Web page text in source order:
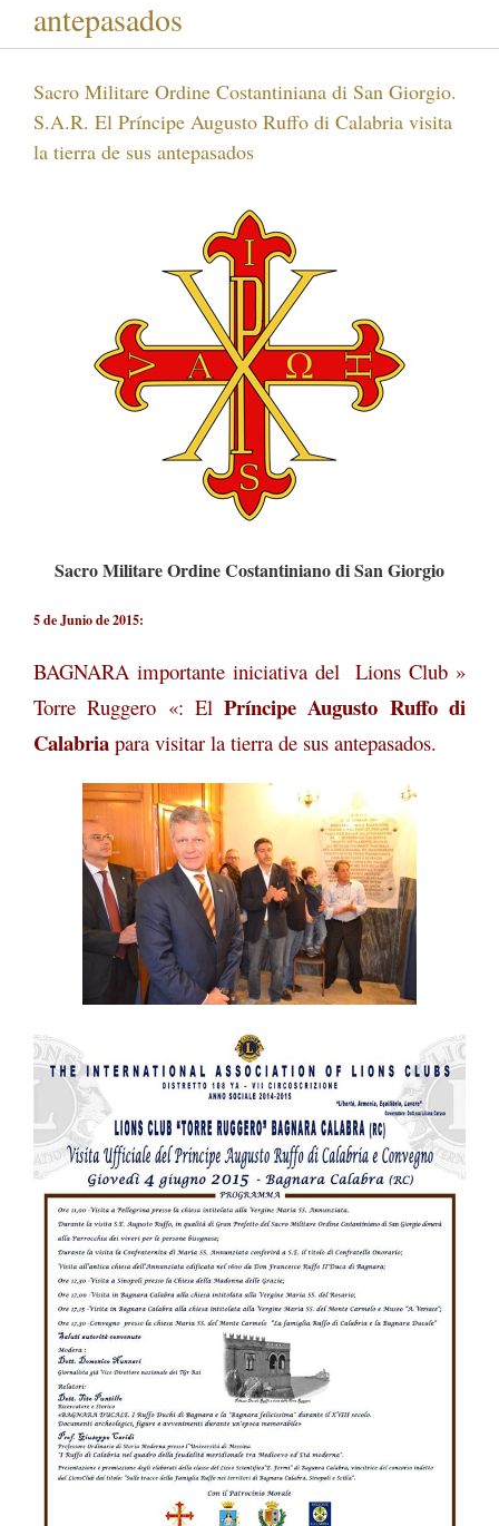
antepasados
Sacro Militare Ordine Costantiniana di San Giorgio.
S.A.R. El Príncipe Augusto Ruffo di Calabria visita
la tierra de sus antepasados
Sacro Militare Ordine Costantiniano di San Giorgio
5 de Junio de 2015:
BAGNARA importante iniciativa del Lions Club »
Torre Ruggero «: ElPríncipe Augusto Ruffo di
Calabria para visitar la tierra de sus antepasados​​.